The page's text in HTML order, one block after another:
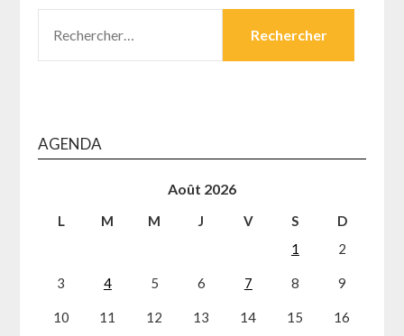
AGENDA
Août 2026
L M M J V S
D
1
2
3 4 5 6 7 8 9
10 11 12 13 14 15 16